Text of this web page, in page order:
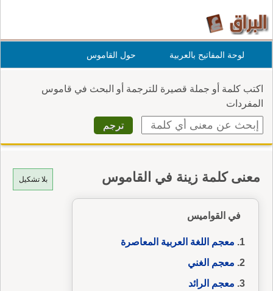
لوحة المفاتيح بالعربية حول القاموس
اكتب كلمة أو جملة قصيرة للترجمة أو البحث في قاموس
المفردات
بلا تشكيل معنى كلمة زينة في القاموس
في القواميس
معجم اللغة العربية المعاصرة
معجم الغني
معجم الرائد